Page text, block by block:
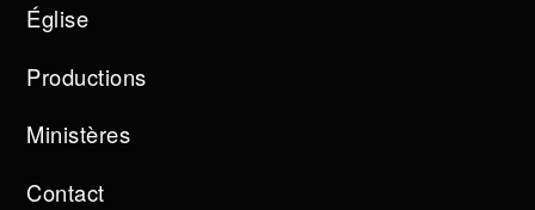
Église
Productions
Ministères
Contact